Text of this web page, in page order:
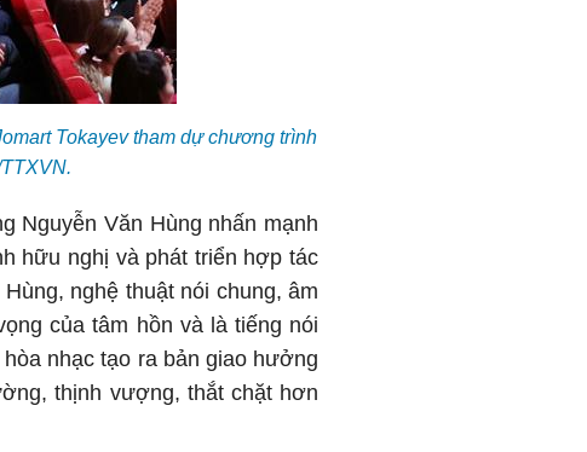
Tokayev tham dự chương trình
Nguyễn Văn Hùng nhấn mạnh
hữu nghị và phát triển hợp tác
nghệ thuật nói chung, âm
của tâm hồn và là tiếng nói
nhạc tạo ra bản giao hưởng
thịnh vượng, thắt chặt hơn